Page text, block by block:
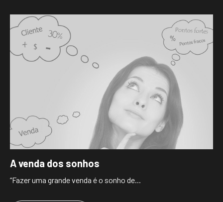
A venda dos sonhos
“Fazer uma grande venda é o sonho de...